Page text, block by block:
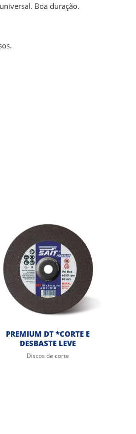
Boa duração.
PREMIUM DT *CORTE E
DESBASTE LEVE
Discos de corte